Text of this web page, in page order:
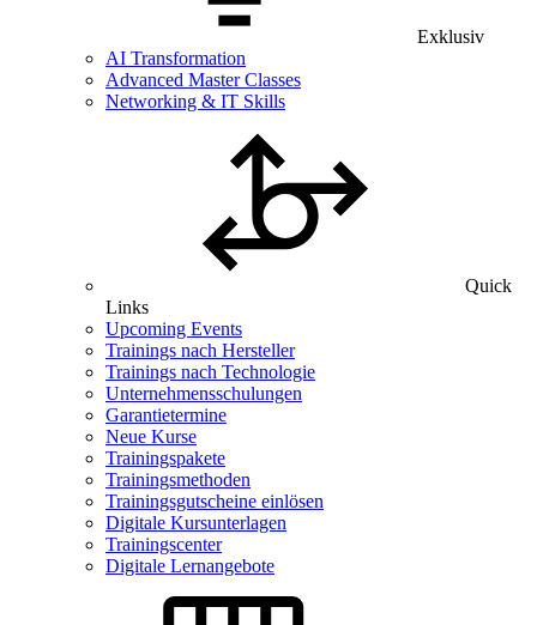
Exklusiv
AI Transformation
Advanced Master Classes
Networking & IT Skills
Quick
Links
Upcoming Events
Trainings nach Hersteller
Trainings nach Technologie
Unternehmensschulungen
Garantietermine
Neue Kurse
Trainingspakete
Trainingsmethoden
Trainingsgutscheine einlösen
Digitale Kursunterlagen
Trainingscenter
Digitale Lernangebote